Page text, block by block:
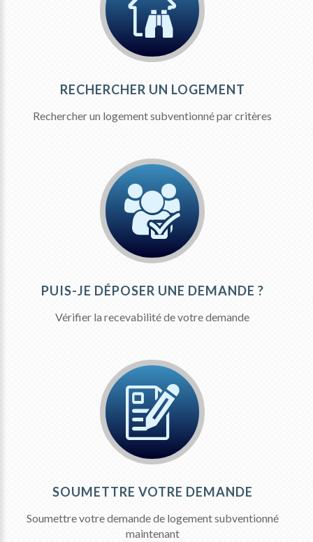
RECHERCHER UN LOGEMENT
Rechercher un logement subventionné par critères
PUIS-JE DÉPOSER UNE DEMANDE ?
Vérifier la recevabilité de votre demande
SOUMETTRE VOTRE DEMANDE
Soumettre votre demande de logement subventionné
maintenant